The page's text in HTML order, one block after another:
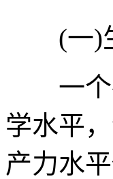
(一)生
一个社
学水平
产力水